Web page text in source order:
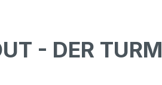
- DER TURM